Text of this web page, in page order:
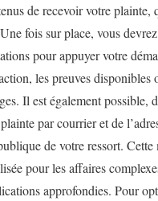
de recevoir votre plainte,
fois sur place, vous
pour appuyer votre
les preuves disponibles
Il est également possible,
par courrier et de
de votre ressort. Cette
pour les affaires
approfondies. Pour